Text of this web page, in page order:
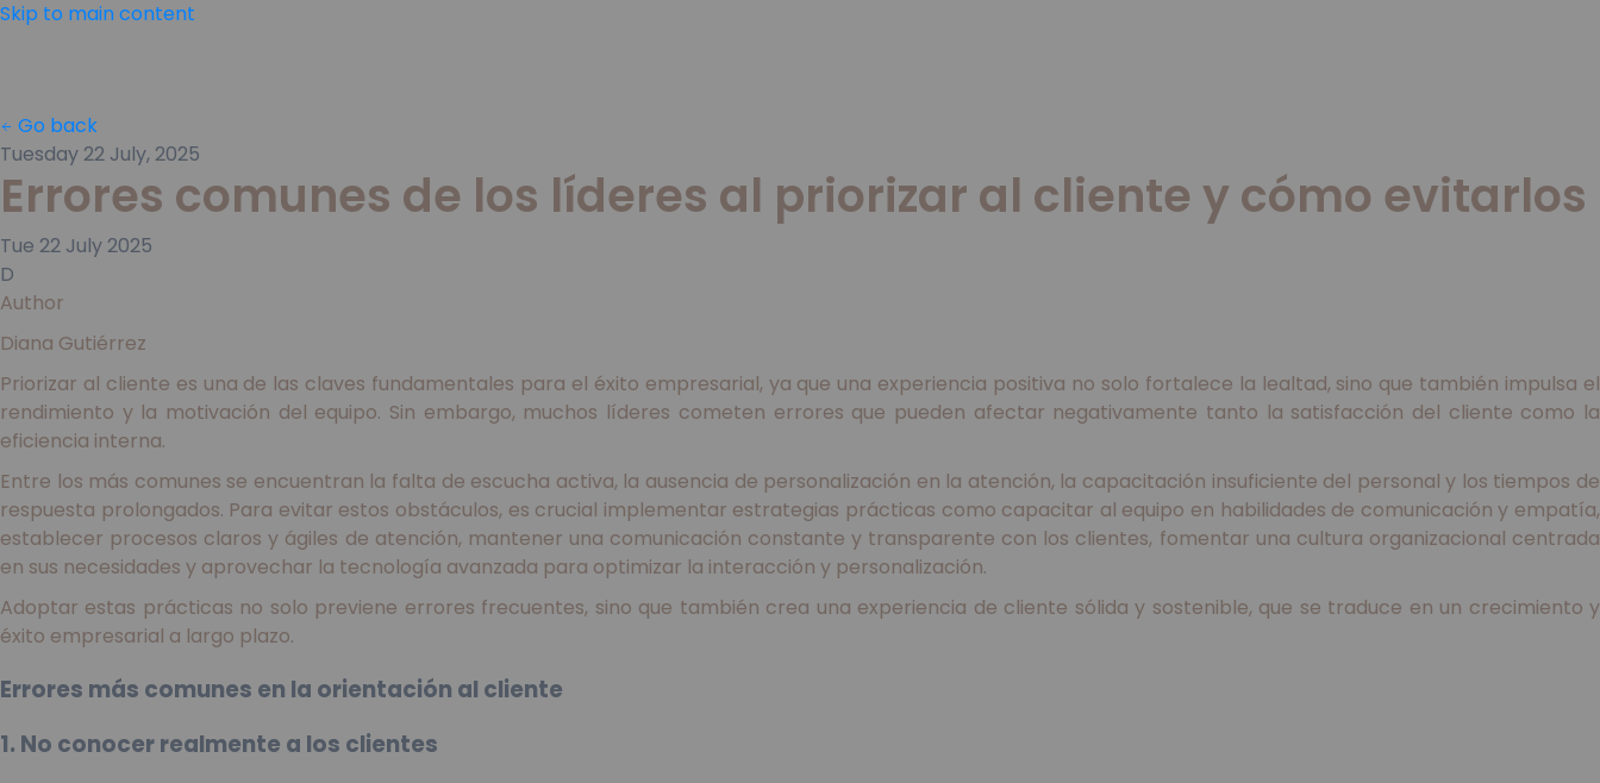
Skip to main content
Go back
Tuesday 22 July, 2025
Errores comunes de los líderes al priorizar al cliente y cómo evitarlos
Tue 22 July 2025
D
Author
Diana Gutiérrez
Priorizar al cliente es una de las claves fundamentales para el éxito empresarial, ya que una experiencia positiva no solo fortalece la lealtad, sino que también impulsa el
rendimiento y la motivación del equipo. Sin embargo, muchos líderes cometen errores que pueden afectar negativamente tanto la satisfacción del cliente como la
eficiencia interna.
Entre los más comunes se encuentran la falta de escucha activa, la ausencia de personalización en la atención, la capacitación insuficiente del personal y los tiempos de
respuesta prolongados. Para evitar estos obstáculos, es crucial implementar estrategias prácticas como capacitar al equipo en habilidades de comunicación y empatía,
establecer procesos claros y ágiles de atención, mantener una comunicación constante y transparente con los clientes, fomentar una cultura organizacional centrada
en sus necesidades y aprovechar la tecnología avanzada para optimizar la interacción y personalización.
Adoptar estas prácticas no solo previene errores frecuentes, sino que también crea una experiencia de cliente sólida y sostenible, que se traduce en un crecimiento y
éxito empresarial a largo plazo.
Errores más comunes en la orientación al cliente
1. No conocer realmente a los clientes